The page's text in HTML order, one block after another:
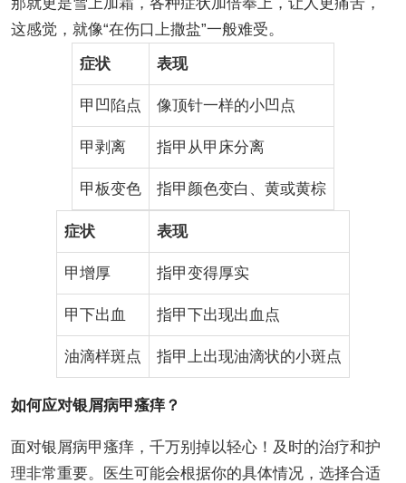
这感觉，就像“在伤口上撒盐”一般难受。
症状
表现
甲凹陷点 像顶针一样的小凹点
甲剥离 指甲从甲床分离
甲板变色 指甲颜色变白、黄或黄棕
症状 表现
甲增厚 指甲变得厚实
甲下出血 指甲下出现出血点
油滴样斑点 指甲上出现油滴状的小斑点
如何应对银屑病甲瘙痒？
面对银屑病甲瘙痒，千万别掉以轻心！及时的治疗和护
理非常重要。医生可能会根据你的具体情况，选择合适